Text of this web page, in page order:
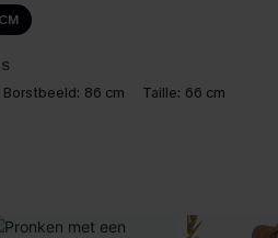
CM
S
Borstbeeld: 86 cm Taille: 66 cm